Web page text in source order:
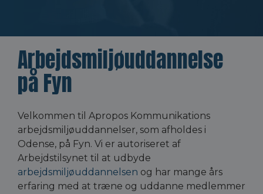
Arbejdsmiljøuddannelse
på Fyn
Velkommen til Apropos Kommunikations
arbejdsmiljøuddannelser, som afholdes i
Odense, på Fyn. Vi er autoriseret af
Arbejdstilsynet til at udbyde
arbejdsmiljøuddannelsen og har mange års
erfaring med at træne og uddanne medlemmer